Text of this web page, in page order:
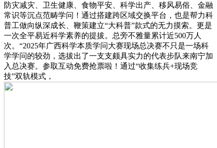
防灾减灾、卫生健康、食物平安、科学出产、移风易俗、金融
常识等沉点范畴学问！通过搭建跨区域交换平台，也是帮力科
普工做向纵深成长、鞭策建立“大科普”款式的无力摸索。更是
一次全平易近科学素养的提拔。总旁不雅量累计近500万人
次。“2025年广西科学本质学问大赛现场总决赛不只是一场科
学学问的较劲，选拔出了一支支颇具实力的代表步队来南宁加
入总决赛。参取互动免费抢票啦！通过“收集练兵+现场竞
技”双轨模式，